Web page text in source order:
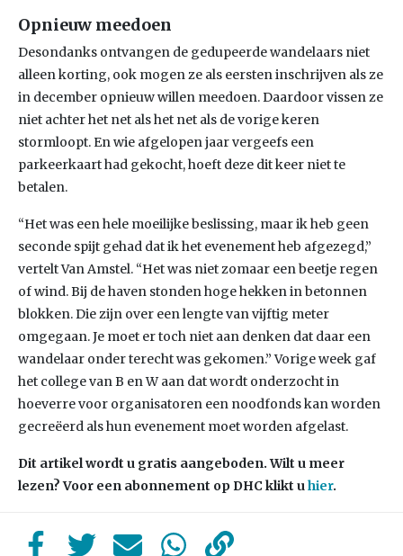
Opnieuw meedoen
Desondanks ontvangen de gedupeerde wandelaars niet
alleen korting, ook mogen ze als eersten inschrijven als ze
in december opnieuw willen meedoen. Daardoor vissen ze
niet achter het net als het net als de vorige keren
stormloopt. En wie afgelopen jaar vergeefs een
parkeerkaart had gekocht, hoeft deze dit keer niet te
betalen.
“Het was een hele moeilijke beslissing, maar ik heb geen
seconde spijt gehad dat ik het evenement heb afgezegd,”
vertelt Van Amstel. “Het was niet zomaar een beetje regen
of wind. Bij de haven stonden hoge hekken in betonnen
blokken. Die zijn over een lengte van vijftig meter
omgegaan. Je moet er toch niet aan denken dat daar een
wandelaar onder terecht was gekomen.” Vorige week gaf
het college van B en W aan dat wordt onderzocht in
hoeverre voor organisatoren een noodfonds kan worden
gecreëerd als hun evenement moet worden afgelast.
Dit artikel wordt u gratis aangeboden. Wilt u meer
lezen? Voor een abonnement op DHC klikt uhier.